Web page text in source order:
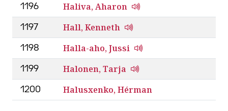
1196 Haliva, Aharon
1197 Hall, Kenneth
1198 Halla-aho, Jussi
1199 Halonen, Tarja
1200 Halusxenko, Hérman